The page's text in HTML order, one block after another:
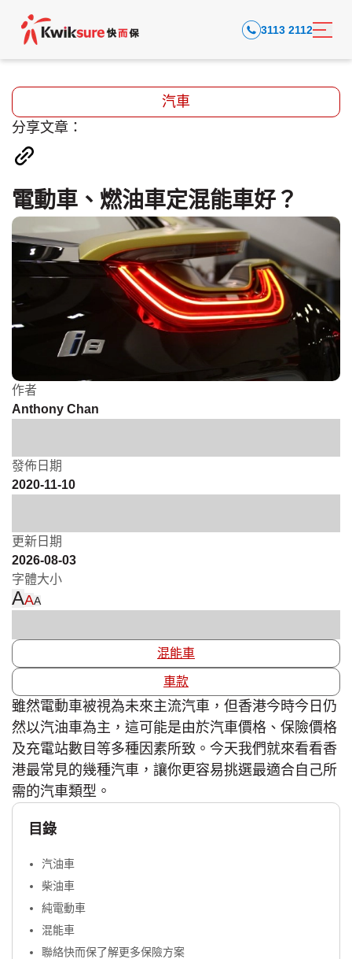
3113 2112
汽車
分享文章：
電動車、燃油車定混能車好？
作者
Anthony Chan
發佈日期
2020-11-10
更新日期
2026-08-03
字體大小
AAA
混能車
車款
雖然電動車被視為未來主流汽車，但香港今時今日仍
然以汽油車為主，這可能是由於汽車價格、保險價格
及充電站數目等多種因素所致。今天我們就來看看香
港最常見的幾種汽車，讓你更容易挑選最適合自己所
需的汽車類型。
目錄
汽油車
柴油車
純電動車
混能車
聯絡快而保了解更多保險方案